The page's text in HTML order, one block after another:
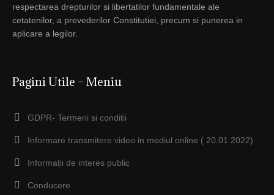
respectarea drepturilor si libertatilor fundamentale ale
cetatenilor, a prevederilor Constitutiei, precum si punerea in
aplicare a legilor.
Pagini Utile – Meniu
GDPR- Termeni si conditii
Informare transmitere video in mediul online ( 20.01.2022)
Informații de interes public
Conducere